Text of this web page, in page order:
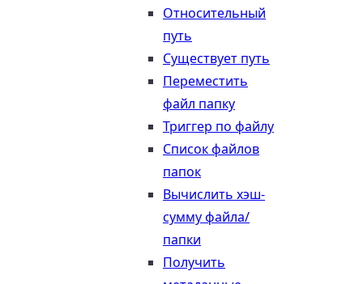
Относительный
путь
Существует путь
Переместить
файл папку
Триггер по файлу
Список файлов
папок
Вычислить хэш-
сумму файла/
папки
Получить